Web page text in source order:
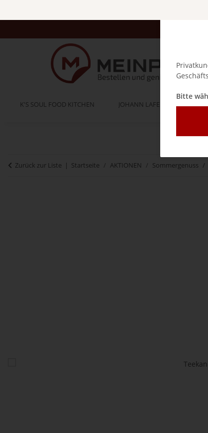
K'S SOUL FOOD KITCHEN JOHANN LAFER
Zurück zur Liste Startseite AKTIONEN Sommergenuss
Bitte